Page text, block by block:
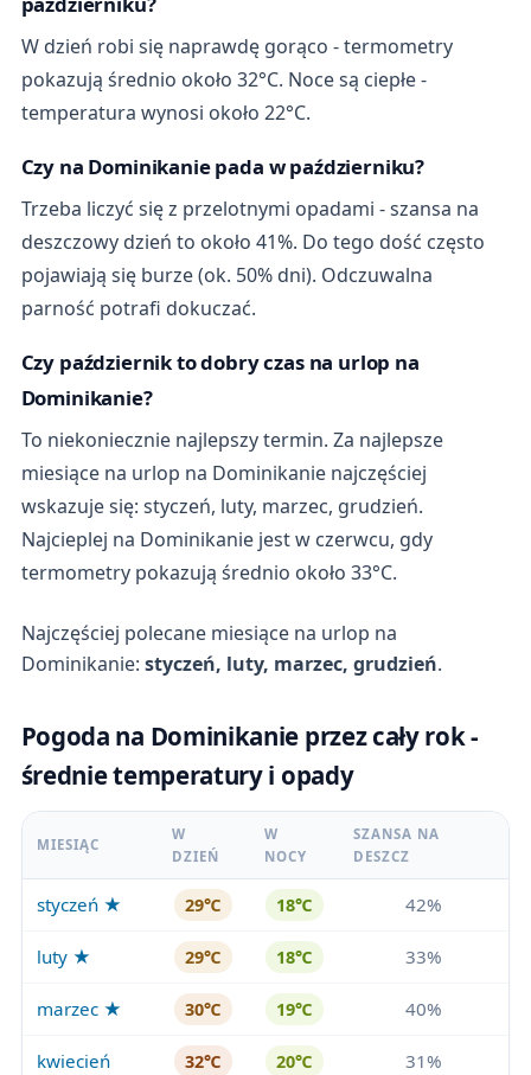
W dzień robi się naprawdę gorąco - termometry
pokazują średnio około 32°C. Noce są ciepłe -
temperatura wynosi około 22°C.
Czy na Dominikanie pada w październiku?
Trzeba liczyć się z przelotnymi opadami - szansa na
deszczowy dzień to około 41%. Do tego dość często
pojawiają się burze (ok. 50% dni). Odczuwalna
parność potrafi dokuczać.
Czy październik to dobry czas na urlop na
Dominikanie?
To niekoniecznie najlepszy termin. Za najlepsze
miesiące na urlop na Dominikanie najczęściej
wskazuje się: styczeń, luty, marzec, grudzień.
Najcieplej na Dominikanie jest w czerwcu, gdy
termometry pokazują średnio około 33°C.
Najczęściej polecane miesiące na urlop na
Dominikanie: styczeń, luty, marzec, grudzień.
Pogoda na Dominikanie przez cały rok -
średnie temperatury i opady
MIESIĄC
W
DZIEŃ
W
NOCY
SZANSA NA
DESZCZ
styczeń ★ 29℃ 18℃ 42%
luty ★ 29℃ 18℃ 33%
marzec ★ 30℃ 19℃ 40%
kwiecień 32℃ 20℃ 31%